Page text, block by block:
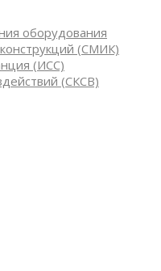
оборудования
(СМИК)
(ИСС)
(СКСВ)